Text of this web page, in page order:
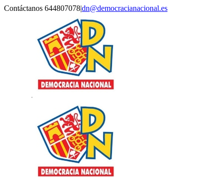
Saltar
Contáctanos 644807078|dn@democracianacional.es